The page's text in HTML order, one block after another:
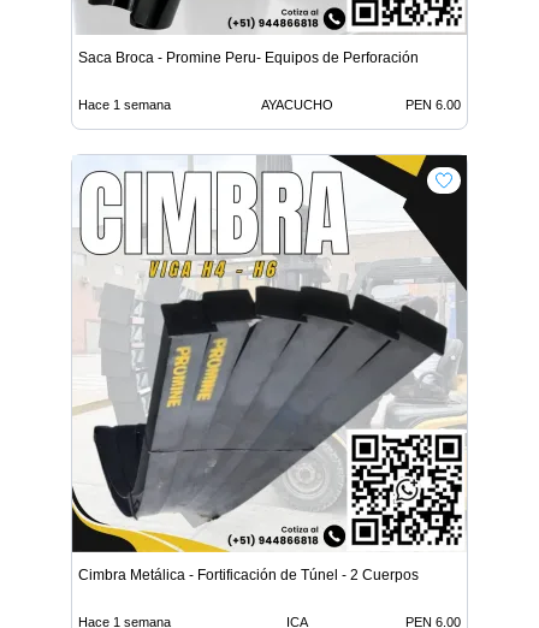
Saca Broca - Promine Peru- Equipos de Perforación
Hace 1 semana AYACUCHO PEN 6.00
Cimbra Metálica - Fortificación de Túnel - 2 Cuerpos
Hace 1 semana ICA PEN 6.00